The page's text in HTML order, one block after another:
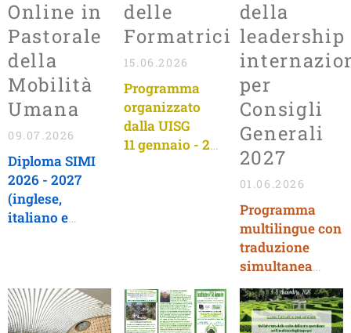
Online in
Pastorale
della
Mobilità
Umana
09.07.2026
Diploma SIMI
2026 - 2027
(inglese,
italiano e
2026
delle
Formatrici
15.06.2026
Programma
organizzato
dalla UISG
11 gennaio - 2
della
leadership
per
Consigli
Generali
2027
01.06.2026
Programma
multilingue con
traduzione
simultanea
Iscrizioni entro
il 15 dicembre
2026